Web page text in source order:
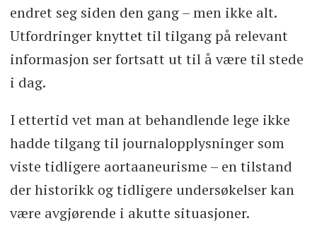
endret seg siden den gang – men ikke alt.
Utfordringer knyttet til tilgang på relevant
informasjon ser fortsatt ut til å være til stede
i dag.
I ettertid vet man at behandlende lege ikke
hadde tilgang til journalopplysninger som
viste tidligere aortaaneurisme – en tilstand
der historikk og tidligere undersøkelser kan
være avgjørende i akutte situasjoner.